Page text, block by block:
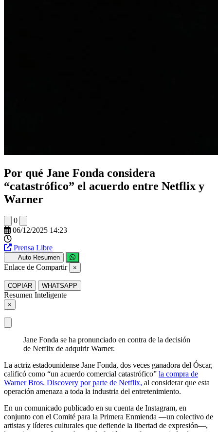
Por qué Jane Fonda considera
“catastrófico” el acuerdo entre Netflix y
Warner
0
06/12/2025 14:23
Prensa Libre
Auto Resumen
Enlace de Compartir ×
COPIAR WHATSAPP
Resumen Inteligente
×
Jane Fonda se ha pronunciado en contra de la decisión
de Netflix de adquirir Warner.
La actriz estadounidense Jane Fonda, dos veces ganadora del Óscar,
calificó como “un acuerdo comercial catastrófico” la compra de
Warner Bros. Discovery por parte de Netflix, al considerar que esta
operación amenaza a toda la industria del entretenimiento.
En un comunicado publicado en su cuenta de Instagram, en
conjunto con el Comité para la Primera Enmienda —un colectivo de
artistas y líderes culturales que defiende la libertad de expresión—,